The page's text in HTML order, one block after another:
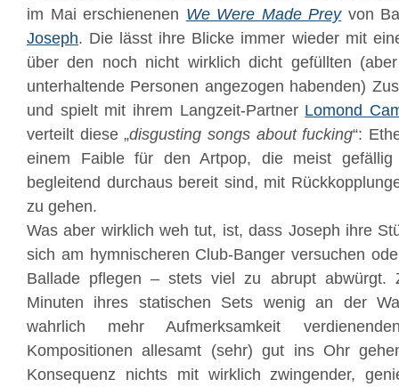
im Mai erschienenen We Were Made Preyvon
Joseph. Die lässt ihre Blicke immer wieder mit
über den noch nicht wirklich dicht gefüllten
unterhaltende Personen angezogen habenden)
und spielt mit ihrem Langzeit-Partner Lomond
verteilt diese „disgusting songs about fucking“:
einem Faible für den Artpop, die meist gefällig
begleitend durchaus bereit sind, mit
zu gehen.
Was aber wirklich weh tut, ist, dass Joseph ihre
sich am hymnischeren Club-Banger versuchen
Ballade pflegen – stets viel zu abrupt abwürgt.
Minuten ihres statischen Sets wenig an der
wahrlich mehr Aufmerksamkeit
Kompositionen allesamt (sehr) gut ins Ohr
Konsequenz nichts mit wirklich zwingender,